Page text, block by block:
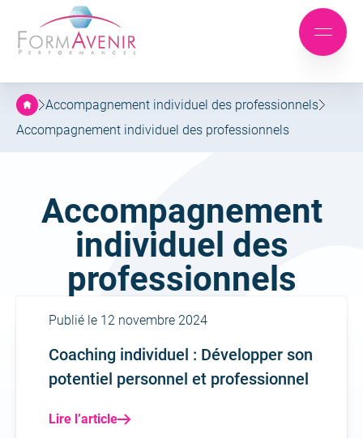
Aller
au
menu
Aller
au
contenu
Formavenir
Performances
Mobile
menu
Accompagnement individuel des professionnels
Accompagnement individuel des professionnels
Famille :
Accompagnement
individuel des
professionnels
Publié le 12 novembre 2024
Coaching individuel : Développer son
potentiel personnel et professionnel
Lire l’article